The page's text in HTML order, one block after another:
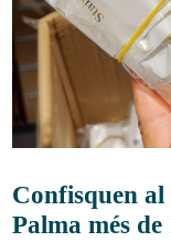
Confisquen al
Palma més